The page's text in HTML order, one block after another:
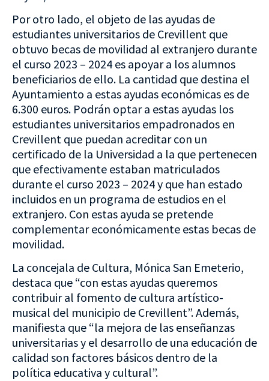
Por otro lado, el objeto de las ayudas de
estudiantes universitarios de Crevillent que
obtuvo becas de movilidad al extranjero durante
el curso 2023 – 2024 es apoyar a los alumnos
beneficiarios de ello. La cantidad que destina el
Ayuntamiento a estas ayudas económicas es de
6.300 euros. Podrán optar a estas ayudas los
estudiantes universitarios empadronados en
Crevillent que puedan acreditar con un
certificado de la Universidad a la que pertenecen
que efectivamente estaban matriculados
durante el curso 2023 – 2024 y que han estado
incluidos en un programa de estudios en el
extranjero. Con estas ayuda se pretende
complementar económicamente estas becas de
movilidad.
La concejala de Cultura, Mónica San Emeterio,
destaca que “con estas ayudas queremos
contribuir al fomento de cultura artístico-
musical del municipio de Crevillent”. Además,
manifiesta que “la mejora de las enseñanzas
universitarias y el desarrollo de una educación de
calidad son factores básicos dentro de la
política educativa y cultural”.